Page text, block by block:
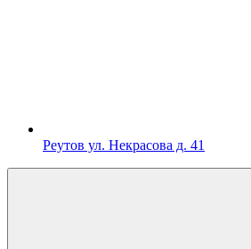
Реутов ул. Некрасова д. 41